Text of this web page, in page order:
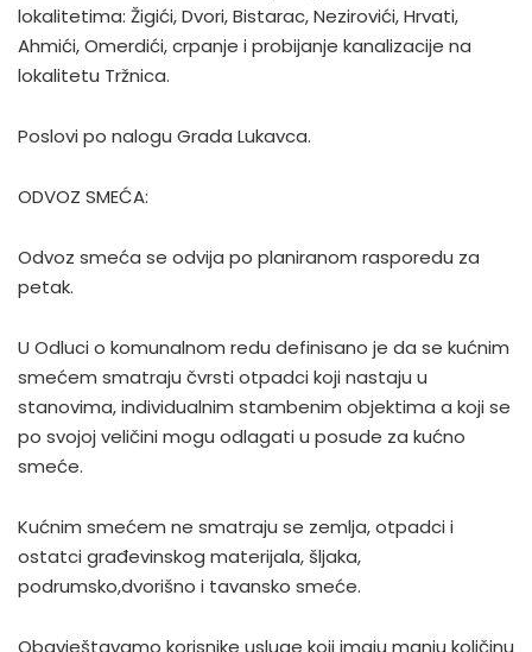
lokalitetima: Žigići, Dvori, Bistarac, Nezirovići, Hrvati,
Ahmići, Omerdići, crpanje i probijanje kanalizacije na
lokalitetu Tržnica.
Poslovi po nalogu Grada Lukavca.
ODVOZ SMEĆA:
Odvoz smeća se odvija po planiranom rasporedu za
petak.
U Odluci o komunalnom redu definisano je da se kućnim
smećem smatraju čvrsti otpadci koji nastaju u
stanovima, individualnim stambenim objektima a koji se
po svojoj veličini mogu odlagati u posude za kućno
smeće.
Kućnim smećem ne smatraju se zemlja, otpadci i
ostatci građevinskog materijala, šljaka,
podrumsko,dvorišno i tavansko smeće.
Obavještavamo korisnike usluge koji imaju manju količinu